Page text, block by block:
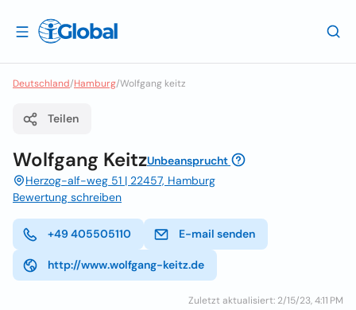
Deutschland/Hamburg/Wolfgang keitz
Teilen
Wolfgang KeitzUnbeansprucht
Herzog-alf-weg 51 | 22457, Hamburg
Bewertung schreiben
+49 405505110 E-mail senden
http://www.wolfgang-keitz.de
Zuletzt aktualisiert: 2/15/23, 4:11 PM